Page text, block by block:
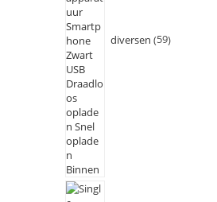
diversen 59